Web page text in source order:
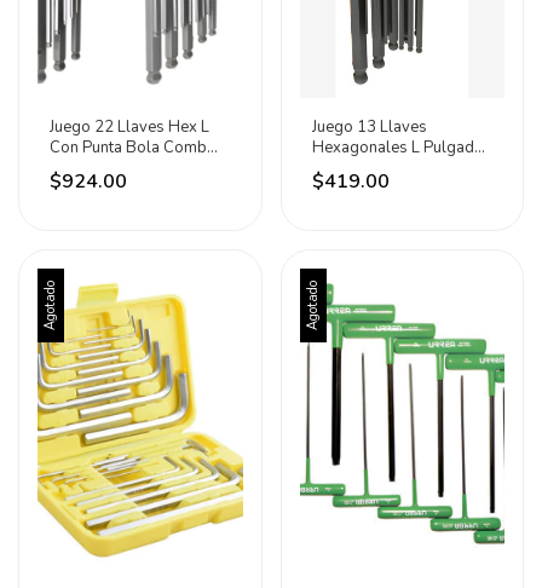
Juego 22 Llaves Hex L
Con Punta Bola Comb
Uso Pesado Urrea
Plateado
$924.00
Juego 13 Llaves
Hexagonales L Pulgadas
Punta Bola Rack Urrea
Negro
$419.00
Agotado Agotado